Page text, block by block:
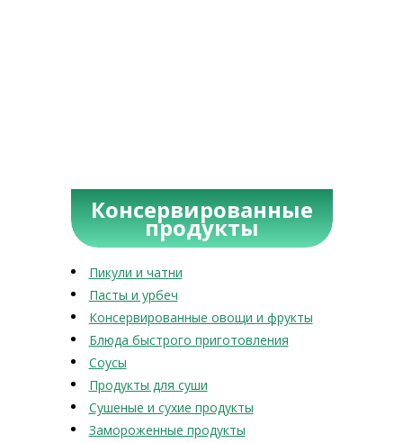
Консервированные
продукты
Пикули и чатни
Пасты и урбеч
Консервированные овощи и фрукты
Блюда быстрого приготовления
Соусы
Продукты для суши
Сушеные и сухие продукты
Замороженные продукты